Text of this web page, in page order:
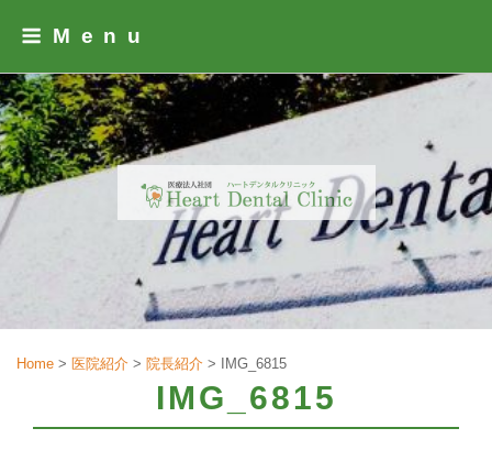
Menu
Home > 医院紹介 > 院長紹介 > IMG_6815
IMG_6815